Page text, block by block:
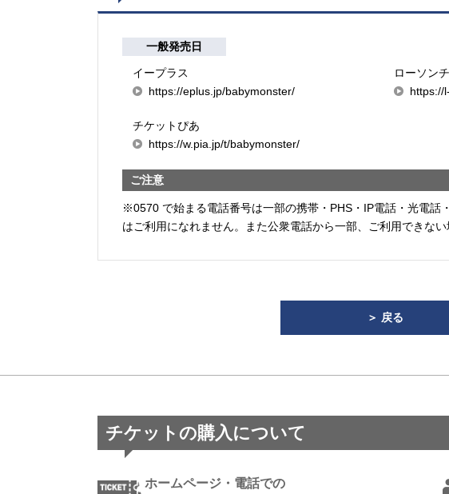
一般発売日
イープラス
https://eplus.jp/babymonster/
ローソン
https://
チケットぴあ
https://w.pia.jp/t/babymonster/
ご注意
※0570 で始まる電話番号は一部の携帯・PHS・IP電話・光電話
はご利用になれません。また公衆電話から一部、ご利用できない
＞ 戻る
チケットの購入について
ホームページ・電話での